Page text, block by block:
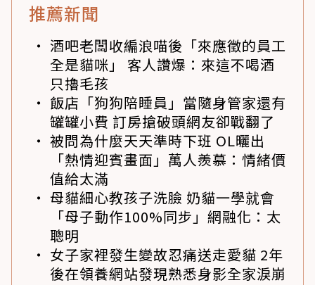
推薦新聞
酒吧老闆收編浪喵後「來應徵的員工
全是貓咪」 客人讚爆：來這不喝酒
只擼毛孩
飯店「狗狗陪睡員」當隨身管家還有
罐罐小費 訂房搶破頭網友卻戰翻了
被問為什麼天天準時下班 OL曬出
「熱情迎賓畫面」萬人羨慕：情緒價
值給太滿
母貓細心教孩子洗臉 奶貓一學就會
「母子動作100%同步」網融化：太
聰明
女子家裡發生變故忍痛送走愛貓 2年
後在領養網站發現熟悉身影全家淚崩